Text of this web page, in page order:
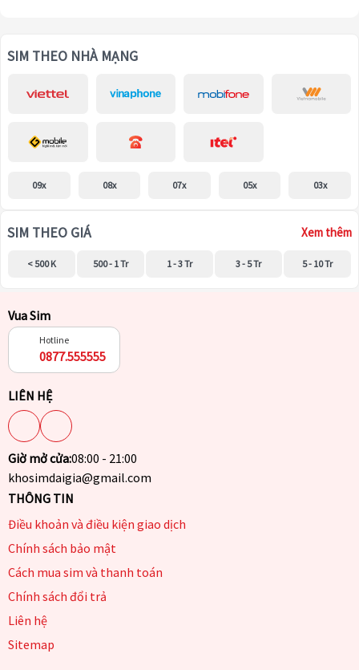
SIM THEO NHÀ MẠNG
09x 08x 07x 05x 03x
SIM THEO GIÁ Xem thêm
< 500 K 500 - 1 Tr 1 - 3 Tr 3 - 5 Tr 5 - 10 Tr
Vua Sim
Hotline
0877.555555
LIÊN HỆ
Giờ mở cửa:08:00 - 21:00
khosimdaigia@gmail.com
THÔNG TIN
Điều khoản và điều kiện giao dịch
Chính sách bảo mật
Cách mua sim và thanh toán
Chính sách đổi trả
Liên hệ
Sitemap